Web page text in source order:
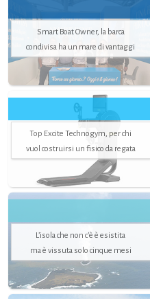
Smart Boat Owner, la barca
condivisa ha un mare di vantaggi
Top Excite Technogym, per chi
vuol costruirsi un fisico da regata
L’isola che non c'è è esistita
ma è vissuta solo cinque mesi